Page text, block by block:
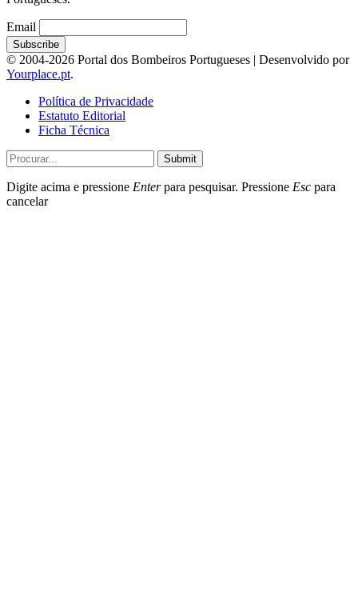
Email
© 2004-2026 Portal dos Bombeiros Portugueses | Desenvolvido por
Yourplace.pt.
Política de Privacidade
Estatuto Editorial
Ficha Técnica
Submit
Digite acima e pressione Enterpara pesquisar. Pressione Esc para
cancelar